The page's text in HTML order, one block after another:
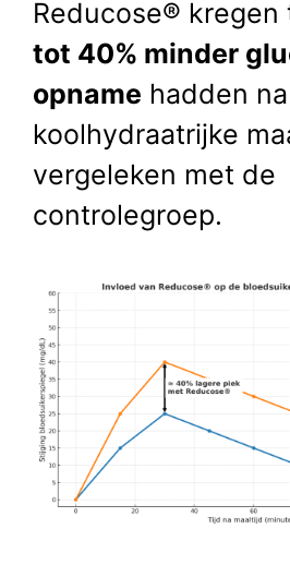
Reducose® kregen
tot 40% minder
opname hadden
koolhydraatrijke
vergeleken met de
controlegroep.